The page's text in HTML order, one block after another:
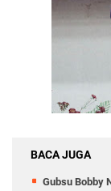
BACA JUGA
Gubsu Bobby